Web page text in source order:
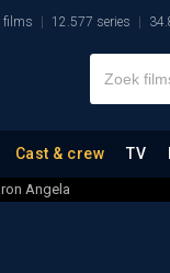
films 12.577 series
Cast & crew TV
Angela